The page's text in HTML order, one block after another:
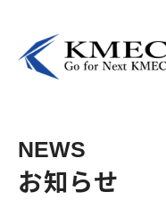
NEWS
お知らせ